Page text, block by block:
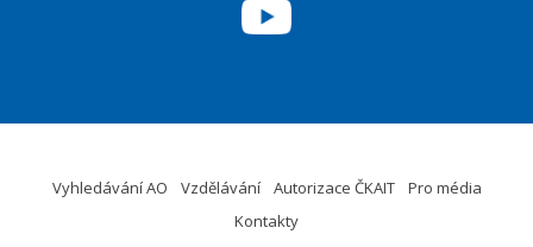
Vyhledávání AO Vzdělávání Autorizace ČKAIT
Pro média
Kontakty